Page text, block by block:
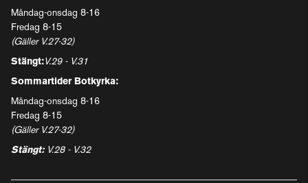
Måndag-onsdag 8-16
Fredag 8-15
(Gäller V.27-32)
Stängt:V.29 - V.31
Sommartider Botkyrka:
Måndag-onsdag 8-16
Fredag 8-15
(Gäller V.27-32)
Stängt: V.28 - V.32